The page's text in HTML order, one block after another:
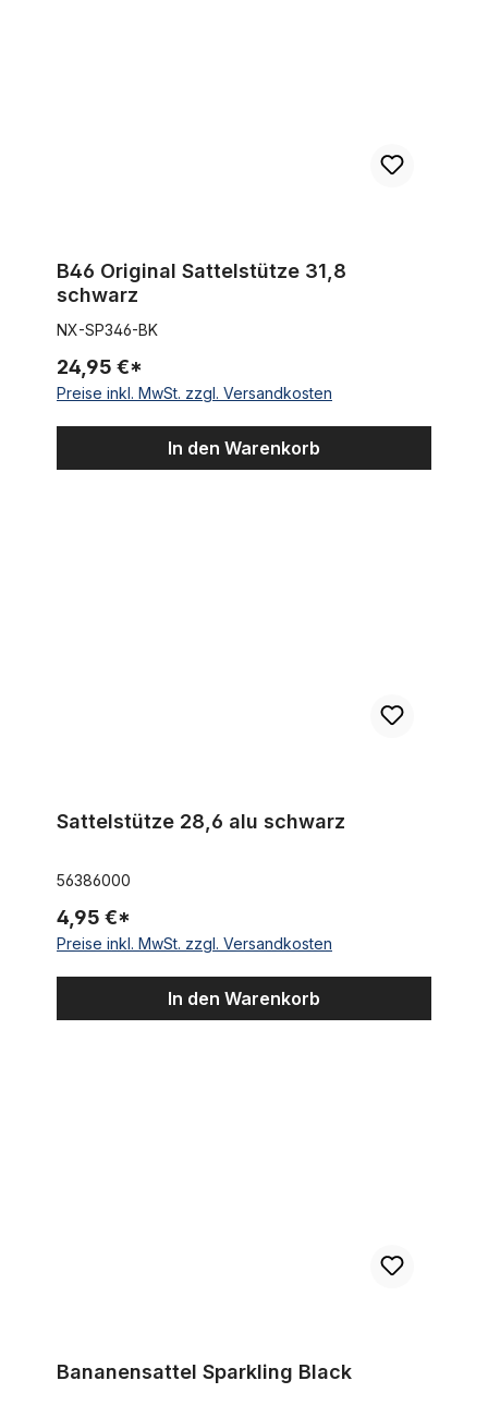
B46 Original Sattelstütze 31,8
schwarz
NX-SP346-BK
24,95 €*
Preise inkl. MwSt. zzgl. Versandkosten
In den Warenkorb
Sattelstütze 28,6 alu schwarz
56386000
4,95 €*
Preise inkl. MwSt. zzgl. Versandkosten
In den Warenkorb
Bananensattel Sparkling Black